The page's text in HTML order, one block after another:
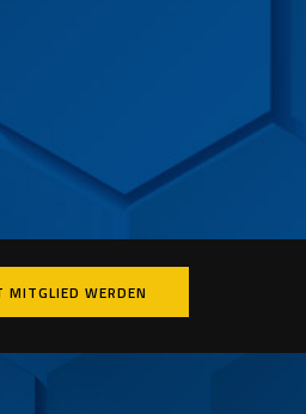
MITGLIED WERDEN